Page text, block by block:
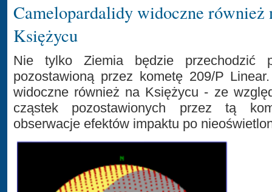
Camelopardalidy widoczne również
Księżycu
Nie tylko Ziemia będzie przechodzić
pozostawioną przez kometę 209/P
widoczne również na Księżycu - ze
cząstek pozostawionych przez tą
obserwacje efektów impaktu po